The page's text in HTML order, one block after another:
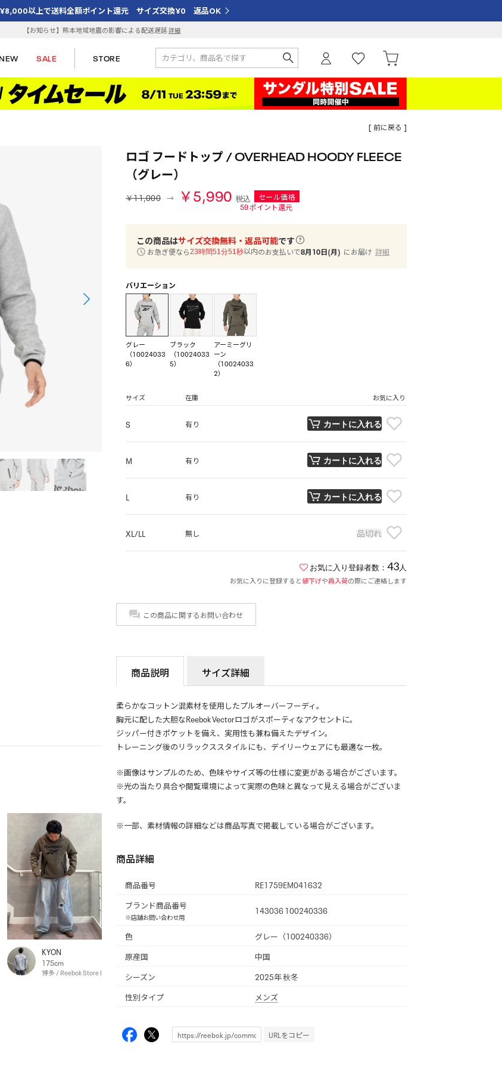
¥8,000以上で送料全額ポイント還元 サイズ交換¥0 返品OK
【お知らせ】熊本地域地震の影響による配送遅延詳細
SALE STORE
[ 前に戻る ]
KYON
175cm
博多 / Reebok Store Hakata
ロゴ フードトップ / OVERHEAD HOODY FLEECE
（グレー）
￥11,000 ￥5,990 税込
セール価格
59ポイント還元
この商品はサイズ交換無料・返品可能です
お急ぎ便なら23時間51分50秒以内のお支払いで8月10日(月) にお届け 詳細
バリエーション
グレー
（10024033
6）
ブラック
（10024033
5）
アーミーグリ
ーン
（10024033
2）
サイズ 在庫 お気に入り
S 有り カートに入れる
M 有り カートに入れる
L 有り カートに入れる
XL/LL 無し 品切れ
お気に入り登録者数： 43 人
お気に入りに登録すると値下げや再入荷の際にご連絡します
この商品に関するお問い合わせ
商品説明 サイズ詳細
柔らかなコットン混素材を使用したプルオーバーフーディ。
胸元に配した大胆なReebok Vectorロゴがスポーティなアクセントに。
ジッパー付きポケットを備え、実用性も兼ね備えたデザイン。
トレーニング後のリラックススタイルにも、デイリーウェアにも最適な一枚。
※画像はサンプルのため、色味やサイズ等の仕様に変更がある場合がございます。
※光の当たり具合や閲覧環境によって実際の色味と異なって見える場合がございま
す。
※一部、素材情報の詳細などは商品写真で掲載している場合がございます。
商品詳細
商品番号
RE1759EM041632
ブランド商品番号
※店舗お問い合わせ用
143036 100240336
色
グレー（100240336）
原産国
中国
シーズン
2025年 秋冬
性別タイプ
メンズ
URLをコピー